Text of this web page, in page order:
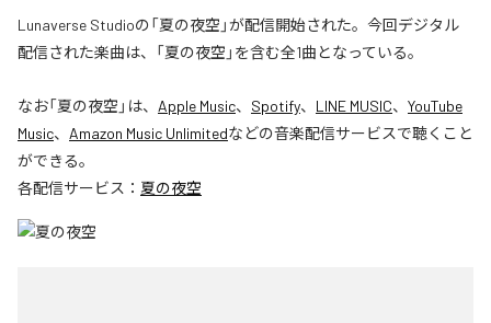
Lunaverse Studioの「夏の夜空」が配信開始された。今回デジタル
配信された楽曲は、「夏の夜空」を含む全1曲となっている。
なお「夏の夜空 」は、 Apple Music、 Spotify、 LINE MUSIC、 YouTube
Music、 Amazon Music Unlimitedなどの音楽配信サービスで聴くこと
ができる。
各配信サービス： 夏の夜空